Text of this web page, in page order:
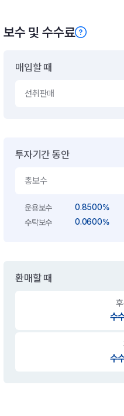
보수 및 수수료
매입할 때
선취판매
투자기간 동안
총보수
운용보수 0.8500%
수탁보수
0.0600%
환매할 때
수
수